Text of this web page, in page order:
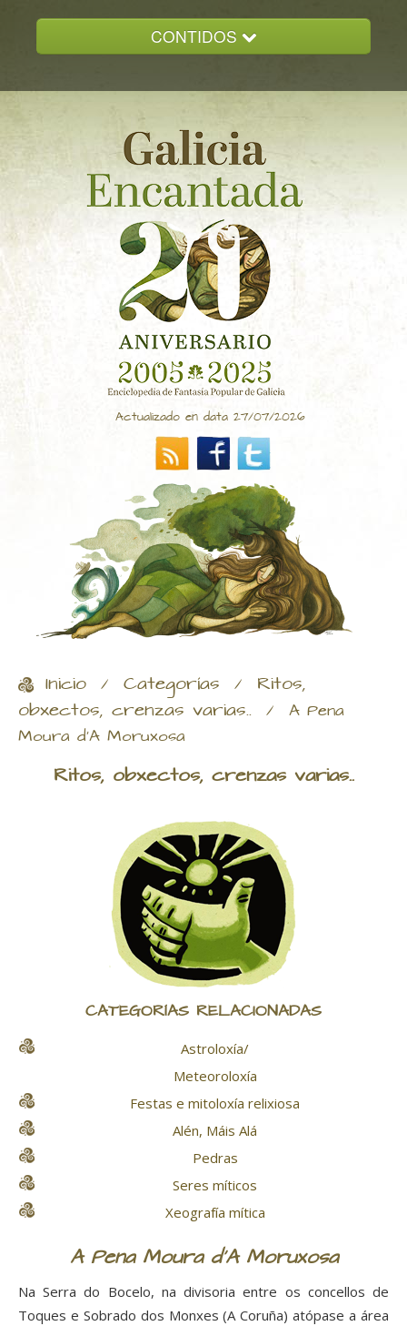
CONTIDOS
GALICIA ENCANTADA
DOCUMENTACION
NOVAS
CONTACTO
Actualizado en data 27/07/2026
Inicio / Categorías / Ritos,
obxectos, crenzas varias.. / A Pena
Moura d'A Moruxosa
Ritos, obxectos, crenzas varias..
CATEGORÍAS RELACIONADAS
Astroloxía/
Meteoroloxía
Festas e mitoloxía relixiosa
Alén, Máis Alá
Pedras
Seres míticos
Xeografía mítica
A Pena Moura d'A Moruxosa
Na Serra do Bocelo, na divisoria entre os concellos de
Toques e Sobrado dos Monxes (A Coruña) atópase a área